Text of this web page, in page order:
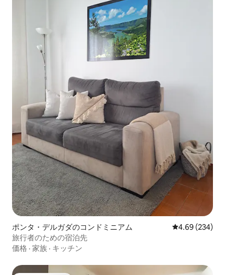
ポンタ・デルガダのコンドミニアム レビュー234
4.69 (234)
旅行者のための宿泊先
価格 · 家族 · キッチン